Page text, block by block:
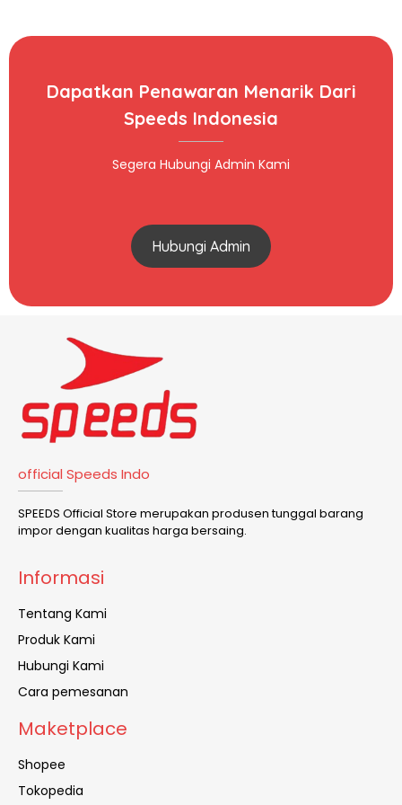
Dapatkan Penawaran Menarik Dari
Speeds Indonesia
Segera Hubungi Admin Kami
Hubungi Admin
official Speeds Indo
SPEEDS Official Store merupakan produsen tunggal barang
impor dengan kualitas harga bersaing.
Informasi
Tentang Kami
Produk Kami
Hubungi Kami
Cara pemesanan
Maketplace
Shopee
Tokopedia